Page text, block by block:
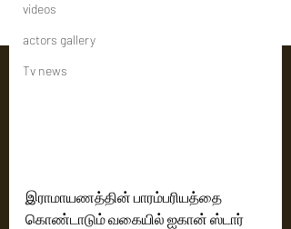
videos
actors gallery
Tv news
இராமாயணத்தின் பாரம்பரியத்தை
கொண்டாடும் வகையில் ஐகான் ஸ்டார்